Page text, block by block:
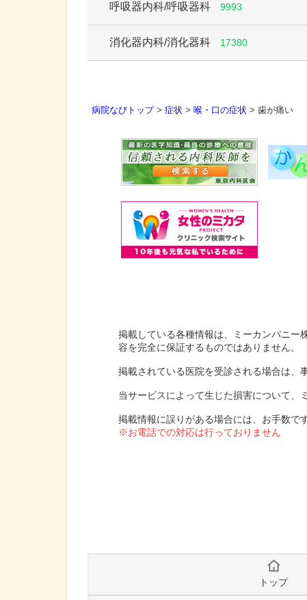
呼吸器内科/呼吸器科 9993
消化器内科/消化器科 17380
掲載している各種情報は、ミーカンパニー
容を完全に保証するものではありません。
掲載されている医院を受診される場合は、
当サービスによって生じた損害について、
掲載情報に誤りがある場合には、お手数で
※お電話での対応は行っておりません
病院なびトップ> 症状 > 喉・口の症状 > 歯が痛い
トップ